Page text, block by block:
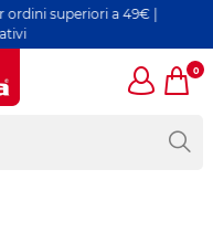
a 49€ |
0